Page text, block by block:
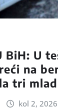
BiH: U
na
tri
kol 2, 2026